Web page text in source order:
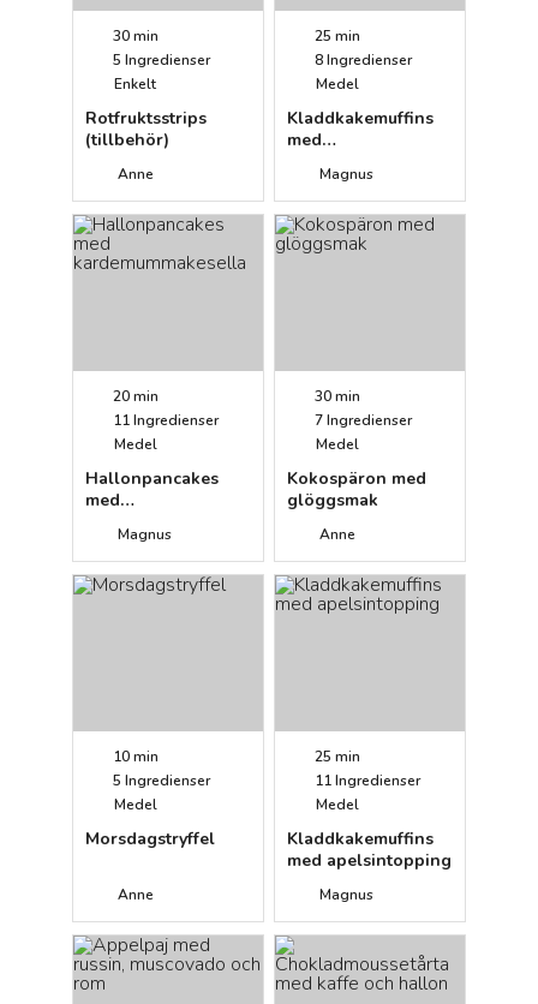
30 min
5 Ingredienser
Enkelt
Rotfruktsstrips
(tillbehör)
Anne
25 min
8Ingredienser
Medel
Kladdkakemuffins
med
Magnus
20 min
11Ingredienser
Medel
Hallonpancakes
med
Magnus
30 min
7Ingredienser
Medel
Kokospäron med
glöggsmak
Anne
10 min
5 Ingredienser
Medel
Morsdagstryffel
Anne
25 min
11Ingredienser
Medel
Kladdkakemuffins
med apelsintopping
Magnus